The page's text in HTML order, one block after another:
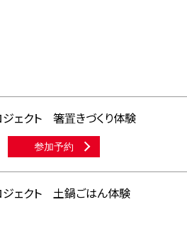
ェクト 箸置きづくり体験
参加予約
ジェクト 土鍋ごはん体験